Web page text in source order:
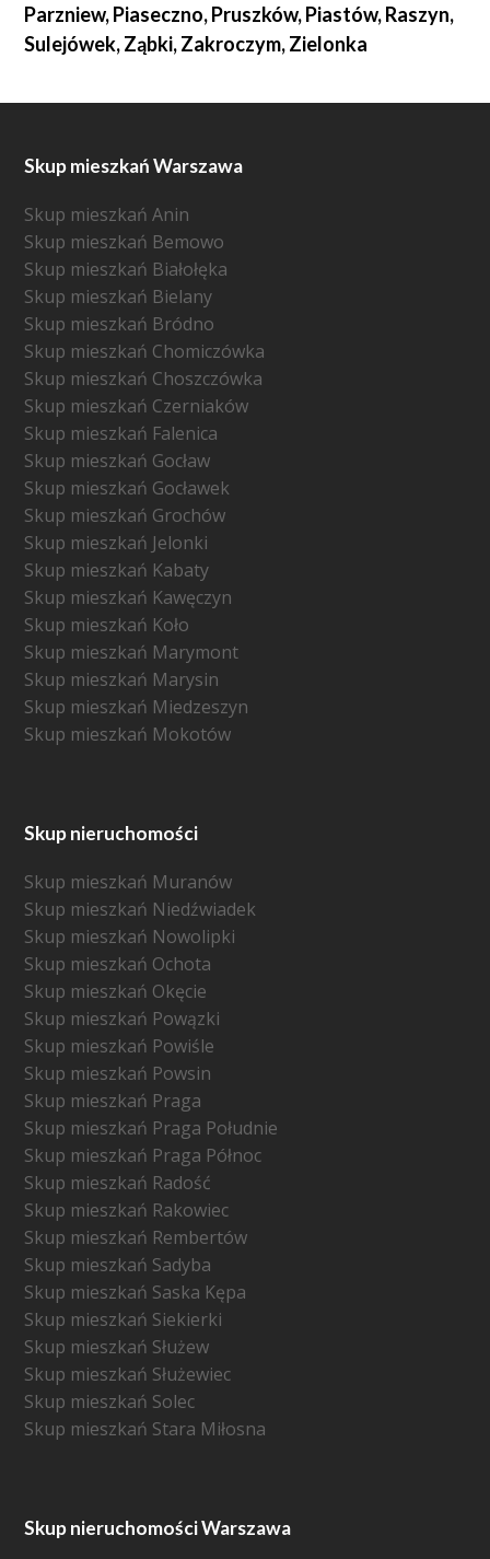
Parzniew, Piaseczno, Pruszków, Piastów, Raszyn,
Sulejówek, Ząbki, Zakroczym, Zielonka
Skup mieszkań Warszawa
Skup mieszkań Anin
Skup mieszkań Bemowo
Skup mieszkań Białołęka
Skup mieszkań Bielany
Skup mieszkań Bródno
Skup mieszkań Chomiczówka
Skup mieszkań Choszczówka
Skup mieszkań Czerniaków
Skup mieszkań Falenica
Skup mieszkań Gocław
Skup mieszkań Gocławek
Skup mieszkań Grochów
Skup mieszkań Jelonki
Skup mieszkań Kabaty
Skup mieszkań Kawęczyn
Skup mieszkań Koło
Skup mieszkań Marymont
Skup mieszkań Marysin
Skup mieszkań Miedzeszyn
Skup mieszkań Mokotów
Skup nieruchomości
Skup mieszkań Muranów
Skup mieszkań Niedźwiadek
Skup mieszkań Nowolipki
Skup mieszkań Ochota
Skup mieszkań Okęcie
Skup mieszkań Powązki
Skup mieszkań Powiśle
Skup mieszkań Powsin
Skup mieszkań Praga
Skup mieszkań Praga Południe
Skup mieszkań Praga Północ
Skup mieszkań Radość
Skup mieszkań Rakowiec
Skup mieszkań Rembertów
Skup mieszkań Sadyba
Skup mieszkań Saska Kępa
Skup mieszkań Siekierki
Skup mieszkań Służew
Skup mieszkań Służewiec
Skup mieszkań Solec
Skup mieszkań Stara Miłosna
Skup nieruchomości Warszawa